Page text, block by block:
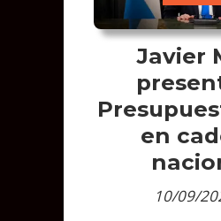
Javier
en
10/09/